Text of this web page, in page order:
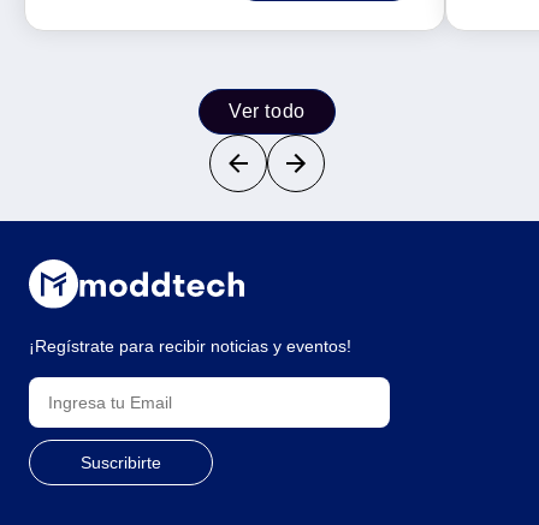
Ver todo
¡Regístrate para recibir noticias y eventos!